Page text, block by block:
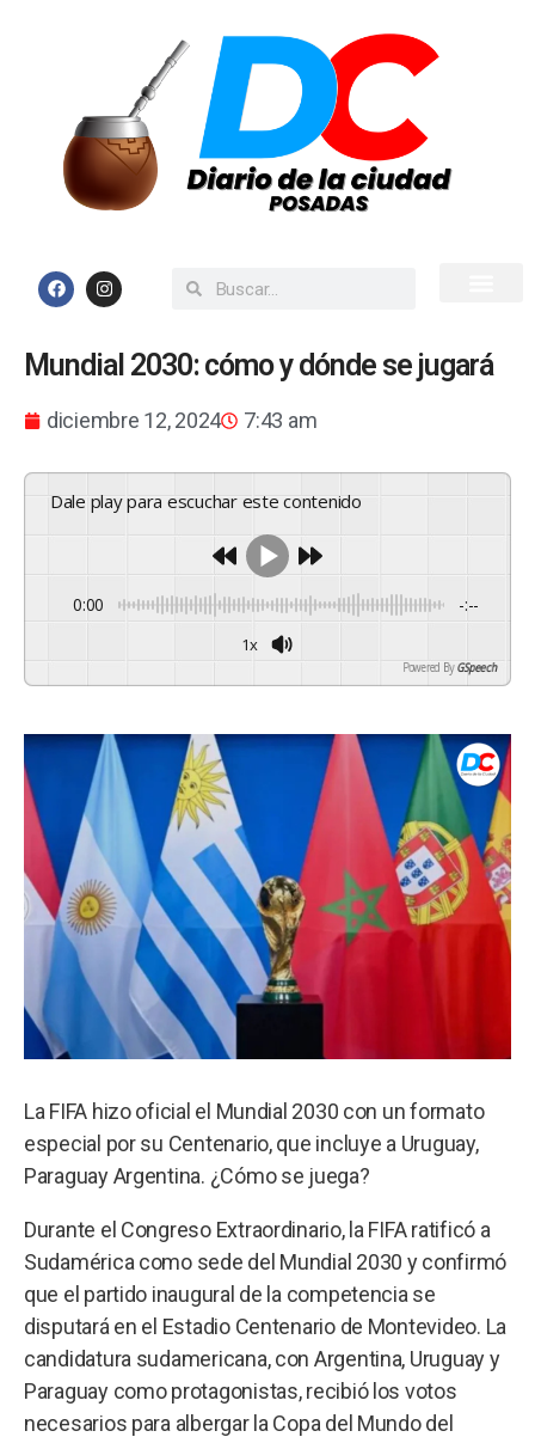
Mundial 2030: cómo y dónde se jugará
diciembre 12, 2024 7:43 am
Dale play para escuchar este contenido
0:00 -:--
1x
Powered By GSpeech
La FIFA hizo oficial el Mundial 2030 con un formato
especial por su Centenario, que incluye a Uruguay,
Paraguay Argentina. ¿Cómo se juega?
Durante el Congreso Extraordinario, la FIFA ratificó a
Sudamérica como sede del Mundial 2030 y confirmó
que el partido inaugural de la competencia se
disputará en el Estadio Centenario de Montevideo. La
candidatura sudamericana, con Argentina, Uruguay y
Paraguay como protagonistas, recibió los votos
necesarios para albergar la Copa del Mundo del